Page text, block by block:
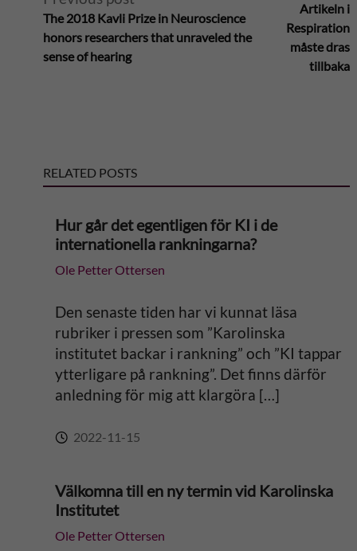
t
n
The 2018 Kavli Prize in Neuroscience
honors researchers that unraveled the
sense of hearing
Artikeln i
Respiration
måste dras
tillbaka
RELATED POSTS
Hur går det egentligen för KI i de
internationella rankningarna?
Ole Petter Ottersen
Den senaste tiden har vi kunnat läsa
rubriker i pressen som ”Karolinska
institutet backar i rankning” och ”KI tappar
ytterligare på rankning”. Det finns därför
anledning för mig att klargöra […]
2022-11-15
Välkomna till en ny termin vid Karolinska
Institutet
Ole Petter Ottersen